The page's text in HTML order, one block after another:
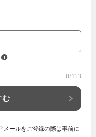
0/123
む
ールをご登録の際は事前に